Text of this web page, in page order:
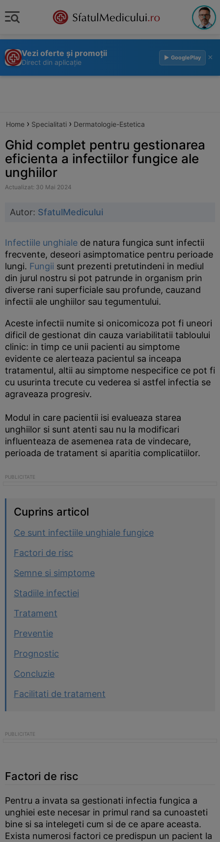
Vezi oferte și promoții
Direct din aplicație
▶ GooglePlay ×
Home › Specialitati › Dermatologie-Estetica
Ghid complet pentru gestionarea
eficienta a infectiilor fungice ale
unghiilor
Actualizat: 30 Mai 2024
Autor: SfatulMedicului
Infectiile unghiale de natura fungica sunt infectii
frecvente, deseori asimptomatice pentru perioade
lungi. Fungii sunt prezenti pretutindeni in mediul
din jurul nostru si pot patrunde in organism prin
diverse rani superficiale sau profunde, cauzand
infectii ale unghiilor sau tegumentului.
Aceste infectii numite si onicomicoza pot fi uneori
dificil de gestionat din cauza variabilitatii tabloului
clinic: in timp ce unii pacienti au simptome
evidente ce alerteaza pacientul sa inceapa
tratamentul, altii au simptome nespecifice ce pot fi
cu usurinta trecute cu vederea si astfel infectia se
agraveaza progresiv.
Modul in care pacientii isi evalueaza starea
unghiilor si sunt atenti sau nu la modificari
influenteaza de asemenea rata de vindecare,
perioada de tratament si aparitia complicatiilor.
Cuprins articol
Ce sunt infectiile unghiale fungice
Factori de risc
Semne si simptome
Stadiile infectiei
Tratament
Preventie
Prognostic
Concluzie
Facilitati de tratament
Factori de risc
Pentru a invata sa gestionati infectia fungica a
unghiei este necesar in primul rand sa cunoasteti
bine si sa intelegeti cum si de ce apare aceasta.
Exista numerosi factori ce predispun un pacient la